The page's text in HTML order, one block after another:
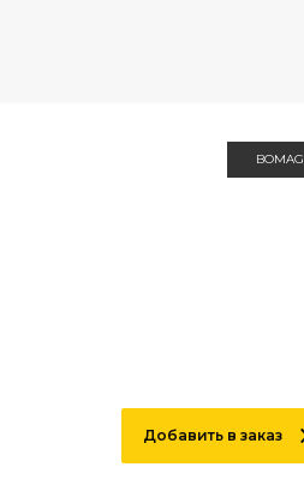
BOMAG
Добавить в заказ